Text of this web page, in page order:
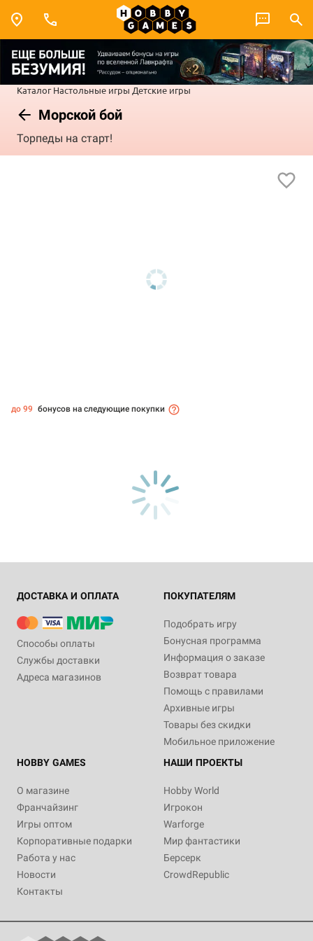
Каталог Настольные игры Детские игры
Морской бой
Торпеды на старт!
до 99 бонусов на следующие покупки
ДОСТАВКА И ОПЛАТА
Способы оплаты
Службы доставки
Адреса магазинов
ПОКУПАТЕЛЯМ
Подобрать игру
Бонусная программа
Информация о заказе
Возврат товара
Помощь с правилами
Архивные игры
Товары без скидки
Мобильное приложение
HOBBY GAMES
О магазине
Франчайзинг
Игры оптом
Корпоративные подарки
Работа у нас
Новости
Контакты
НАШИ ПРОЕКТЫ
Hobby World
Игрокон
Warforge
Мир фантастики
Берсерк
CrowdRepublic